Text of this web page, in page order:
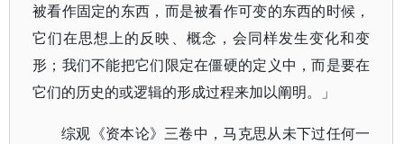
被看作固定的东西，而是被看作可变的东西的时候，
它们在思想上的反映、概念，会同样发生变化和变
形；我们不能把它们限定在僵硬的定义中，而是要在
它们的历史的或逻辑的形成过程来加以阐明。」
综观《资本论》三卷中，马克思从未下过任何一